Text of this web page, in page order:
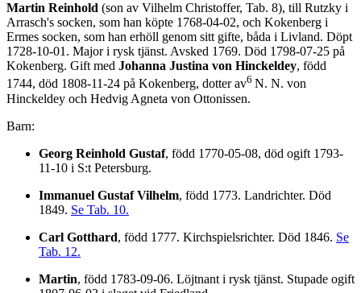
Martin Reinhold (son av Vilhelm Christoffer, Tab. 8), till Rutzky i
Arrasch's socken, som han köpte 1768-04-02, och Kokenberg i
Ermes socken, som han erhöll genom sitt gifte, båda i Livland. Döpt
1728-10-01. Major i rysk tjänst. Avsked 1769. Död 1798-07-25 på
Kokenberg. Gift med Johanna Justina von Hinckeldey, född
1744, död 1808-11-24 på Kokenberg, dotter av6 N. N. von
Hinckeldey och Hedvig Agneta von Ottonissen.
Barn:
Georg Reinhold Gustaf, född 1770-05-08, död ogift 1793-
11-10 i S:t Petersburg.
Immanuel Gustaf Vilhelm, född 1773. Landrichter. Död
1849. Se Tab. 10.
Carl Gotthard, född 1777. Kirchspielsrichter. Död 1846. Se
Tab. 12.
Martin, född 1783-09-06. Löjtnant i rysk tjänst. Stupade ogift